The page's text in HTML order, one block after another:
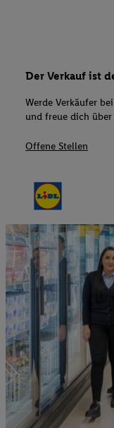
Der Verkauf ist
Werde Verkäufer
und freue dich
Offene Stellen